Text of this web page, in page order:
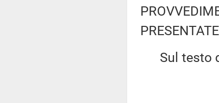
PRESENTATE
Sul testo